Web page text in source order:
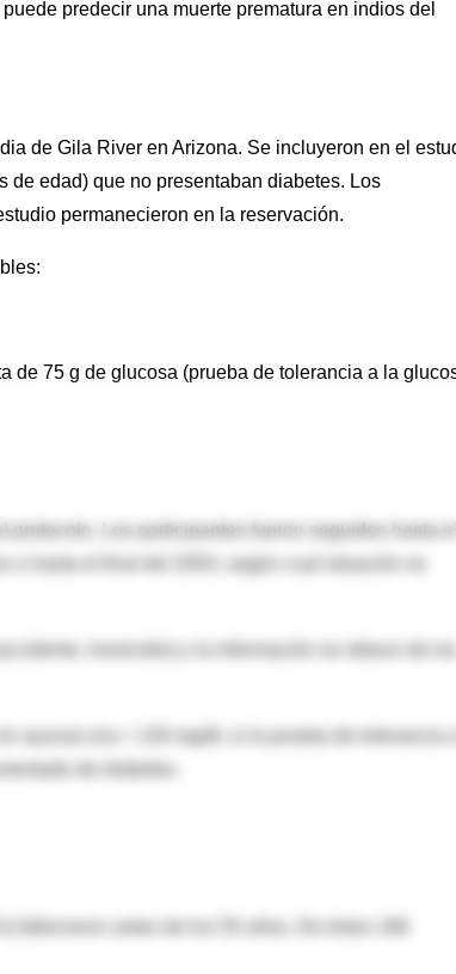
predecir una muerte prematura en indios del
de Gila River en Arizona. Se incluyeron en el
de edad) que no presentaban diabetes. Los
permanecieron en la reservación.
de 75 g de glucosa (prueba de tolerancia a la
Los participantes fueron seguidos hasta el
o hasta el final del 2003, según cual situación se
homicidio) y la información se obtuvo de los
ayunas era > 126 mg/dl, si la prueba de tolerancia a
de diabetes.
fallecieron antes de los 55 años. De éstos 166